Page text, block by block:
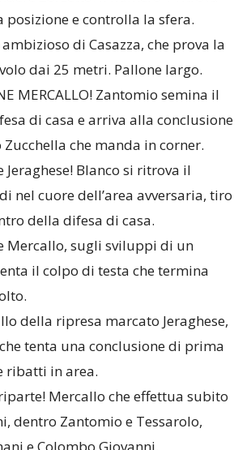
di Casazza, che prova la
dai 25 metri. Pallone largo.
MERCALLO! Zantomio semina il
di casa e arriva alla conclusione
che manda in corner.
Jeraghese! Blanco si ritrova il
nel cuore dell’area avversaria, tiro
della difesa di casa.
Mercallo, sugli sviluppi di un
il colpo di testa che termina
della ripresa marcato Jeraghese,
tenta una conclusione di prima
ribatti in area.
Mercallo che effettua subito
dentro Zantomio e Tessarolo,
e Colombo Giovanni.